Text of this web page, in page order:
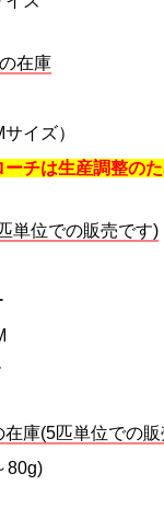
在庫
イズ）
チは生産調整の
単位での販売です)
庫(5匹単位での
80g)